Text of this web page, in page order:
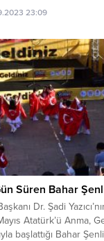
giderilmesi
yürüten
Her gün
büyük bir
23:09
Süren Bahar
Dr. Şadi
Atatürk’ü Anma,
başlattığı Bahar